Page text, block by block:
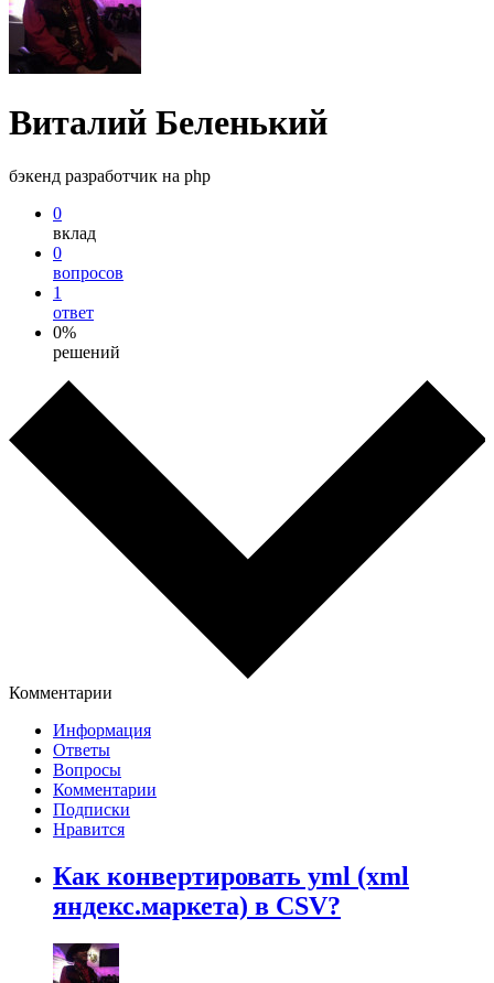
Виталий Беленький
бэкенд разработчик на php
0
вклад
0
вопросов
1
ответ
0%
решений
Комментарии
Информация
Ответы
Вопросы
Комментарии
Подписки
Нравится
Как конвертировать yml (xml
яндекс.маркета) в CSV?